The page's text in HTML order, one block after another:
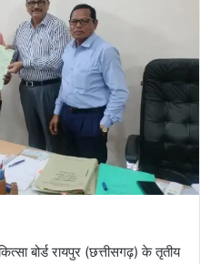
बोर्ड रायपुर (छत्तीसगढ़) के तृतीय